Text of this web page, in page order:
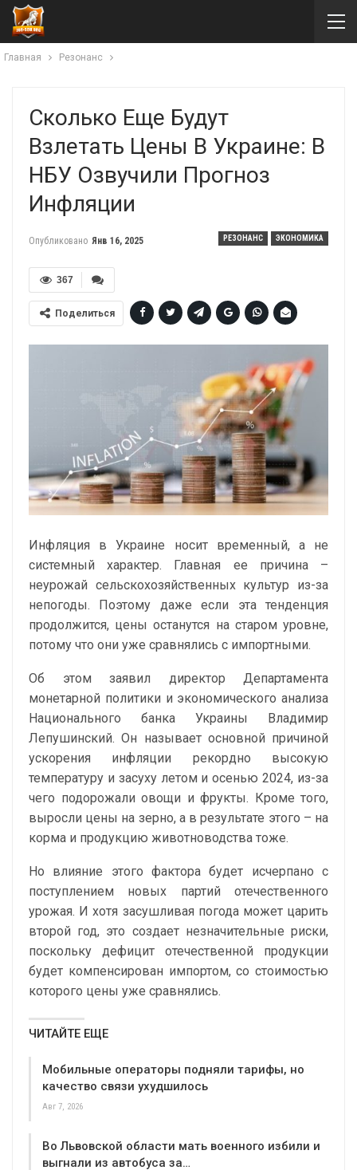
Главная Резонанс
Сколько Еще Будут
Взлетать Цены В Украине: В
НБУ Озвучили Прогноз
Инфляции
РЕЗОНАНС ЭКОНОМИКА
Опубликовано Янв 16, 2025
367
Поделиться
Инфляция в Украине носит временный, а не
системный характер. Главная ее причина –
неурожай сельскохозяйственных культур из-за
непогоды. Поэтому даже если эта тенденция
продолжится, цены останутся на старом уровне,
потому что они уже сравнялись с импортными.
Об этом заявил директор Департамента
монетарной политики и экономического анализа
Национального банка Украины Владимир
Лепушинский. Он называет основной причиной
ускорения инфляции рекордно высокую
температуру и засуху летом и осенью 2024, из-за
чего подорожали овощи и фрукты. Кроме того,
выросли цены на зерно, а в результате этого – на
корма и продукцию животноводства тоже.
Но влияние этого фактора будет исчерпано с
поступлением новых партий отечественного
урожая. И хотя засушливая погода может царить
второй год, это создает незначительные риски,
поскольку дефицит отечественной продукции
будет компенсирован импортом, со стоимостью
которого цены уже сравнялись.
ЧИТАЙТЕ ЕЩЕ
Мобильные операторы подняли тарифы, но
качество связи ухудшилось
Авг 7, 2026
Во Львовской области мать военного избили и
выгнали из автобуса за…